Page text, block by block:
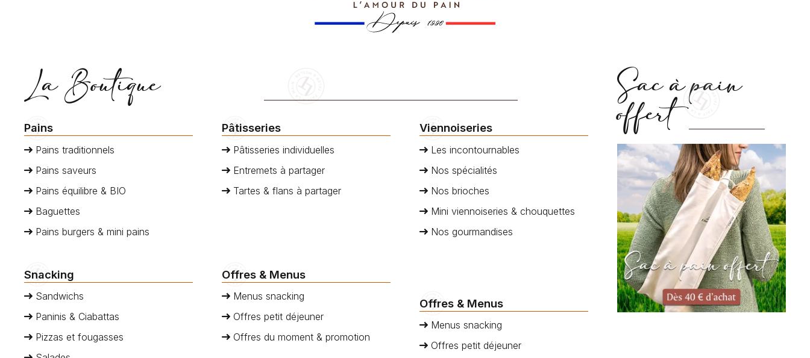
La Boutique
Pains
Pains traditionnels
Pains saveurs
Pains équilibre & BIO
Baguettes
Pains burgers & mini pains
Pâtisseries
Pâtisseries individuelles
Entremets à partager
Tartes & flans à partager
Viennoiseries
Les incontournables
Nos spécialités
Nos brioches
Mini viennoiseries & chouquettes
Nos gourmandises
Snacking
Sandwichs
Paninis & Ciabattas
Pizzas et fougasses
Offres & Menus
Menus snacking
Offres petit déjeuner
Offres du moment & promotion
Offres & Menus
Menus snacking
Offres petit déjeuner
Sac à pain
offert